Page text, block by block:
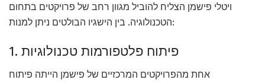
ויטלי פישמן הצליח להוביל מגוון רחב של פרויקטים בתחום
הטכנולוגיה. בין הישגיו הבולטים ניתן למנות:
1. פיתוח פלטפורמות טכנולוגיות
אחת מהפרויקטים המרכזיים של פישמן הייתה פיתוח